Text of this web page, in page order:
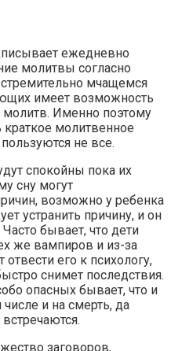
ежедневно
молитвы согласно
мчащемся
имеет возможность
молитв. Именно поэтому
молитвенное
не все.
спокойны пока их
сну могут
возможно у ребенка
устранить причину, и он
бывает, что дети
же вампиров и из-за
отвести его к психологу,
снимет последствия.
опасных бывает, что и
и на смерть, да
заговоров,